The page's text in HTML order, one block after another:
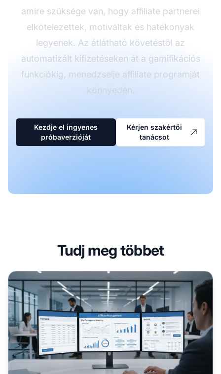
amire szüksége van, hogy affiliate partnerei
elkötelezettek, motiváltak és hatékonyak
legyenek. Az átlátható követéstől az
automatizált kifizetéseken át a gamifikációs
funkciókig, menedzselje affiliate programját
könnyedén.
Kezdje el ingyenes
próbaverzióját
Kérjen szakértői
tanácsot
Tudj meg többet
Melyek a legfontosabb tippek az affiliate partnerek